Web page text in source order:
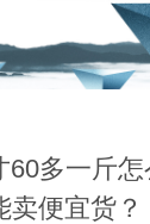
多一斤
卖便宜货？